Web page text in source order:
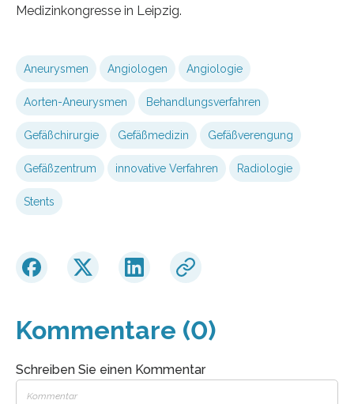
Medizinkongresse in Leipzig.
Aneurysmen Angiologen Angiologie
Aorten-Aneurysmen Behandlungsverfahren
Gefäßchirurgie Gefäßmedizin Gefäßverengung
Gefäßzentrum innovative Verfahren Radiologie
Stents
Kommentare (0)
Schreiben Sie einen Kommentar